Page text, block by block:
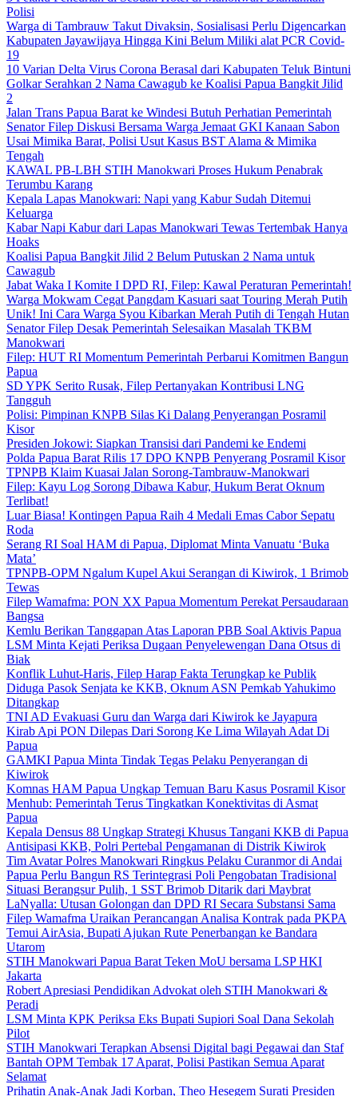
Polisi
Warga di Tambrauw Takut Divaksin, Sosialisasi Perlu Digencarkan
Kabupaten Jayawijaya Hingga Kini Belum Miliki alat PCR Covid-
19
10 Varian Delta Virus Corona Berasal dari Kabupaten Teluk Bintuni
Golkar Serahkan 2 Nama Cawagub ke Koalisi Papua Bangkit Jilid
2
Jalan Trans Papua Barat ke Windesi Butuh Perhatian Pemerintah
Senator Filep Diskusi Bersama Warga Jemaat GKI Kanaan Sabon
Usai Mimika Barat, Polisi Usut Kasus BST Alama & Mimika
Tengah
KAWAL PB-LBH STIH Manokwari Proses Hukum Penabrak
Terumbu Karang
Kepala Lapas Manokwari: Napi yang Kabur Sudah Ditemui
Keluarga
Kabar Napi Kabur dari Lapas Manokwari Tewas Tertembak Hanya
Hoaks
Koalisi Papua Bangkit Jilid 2 Belum Putuskan 2 Nama untuk
Cawagub
Jabat Waka I Komite I DPD RI, Filep: Kawal Peraturan Pemerintah!
Warga Mokwam Cegat Pangdam Kasuari saat Touring Merah Putih
Unik! Ini Cara Warga Syou Kibarkan Merah Putih di Tengah Hutan
Senator Filep Desak Pemerintah Selesaikan Masalah TKBM
Manokwari
Filep: HUT RI Momentum Pemerintah Perbarui Komitmen Bangun
Papua
SD YPK Serito Rusak, Filep Pertanyakan Kontribusi LNG
Tangguh
Polisi: Pimpinan KNPB Silas Ki Dalang Penyerangan Posramil
Kisor
Presiden Jokowi: Siapkan Transisi dari Pandemi ke Endemi
Polda Papua Barat Rilis 17 DPO KNPB Penyerang Posramil Kisor
TPNPB Klaim Kuasai Jalan Sorong-Tambrauw-Manokwari
Filep: Kayu Log Sorong Dibawa Kabur, Hukum Berat Oknum
Terlibat!
Luar Biasa! Kontingen Papua Raih 4 Medali Emas Cabor Sepatu
Roda
Serang RI Soal HAM di Papua, Diplomat Minta Vanuatu ‘Buka
Mata’
TPNPB-OPM Ngalum Kupel Akui Serangan di Kiwirok, 1 Brimob
Tewas
Filep Wamafma: PON XX Papua Momentum Perekat Persaudaraan
Bangsa
Kemlu Berikan Tanggapan Atas Laporan PBB Soal Aktivis Papua
LSM Minta Kejati Periksa Dugaan Penyelewengan Dana Otsus di
Biak
Konflik Luhut-Haris, Filep Harap Fakta Terungkap ke Publik
Diduga Pasok Senjata ke KKB, Oknum ASN Pemkab Yahukimo
Ditangkap
TNI AD Evakuasi Guru dan Warga dari Kiwirok ke Jayapura
Kirab Api PON Dilepas Dari Sorong Ke Lima Wilayah Adat Di
Papua
GAMKI Papua Minta Tindak Tegas Pelaku Penyerangan di
Kiwirok
Komnas HAM Papua Ungkap Temuan Baru Kasus Posramil Kisor
Menhub: Pemerintah Terus Tingkatkan Konektivitas di Asmat
Papua
Kepala Densus 88 Ungkap Strategi Khusus Tangani KKB di Papua
Antisipasi KKB, Polri Pertebal Pengamanan di Distrik Kiwirok
Tim Avatar Polres Manokwari Ringkus Pelaku Curanmor di Andai
Papua Perlu Bangun RS Terintegrasi Poli Pengobatan Tradisional
Situasi Berangsur Pulih, 1 SST Brimob Ditarik dari Maybrat
LaNyalla: Utusan Golongan dan DPD RI Secara Substansi Sama
Filep Wamafma Uraikan Perancangan Analisa Kontrak pada PKPA
Temui AirAsia, Bupati Ajukan Rute Penerbangan ke Bandara
Utarom
STIH Manokwari Papua Barat Teken MoU bersama LSP HKI
Jakarta
Robert Apresiasi Pendidikan Advokat oleh STIH Manokwari &
Peradi
LSM Minta KPK Periksa Eks Bupati Supiori Soal Dana Sekolah
Pilot
STIH Manokwari Terapkan Absensi Digital bagi Pegawai dan Staf
Bantah OPM Tembak 17 Aparat, Polisi Pastikan Semua Aparat
Selamat
Prihatin Anak-Anak Jadi Korban, Theo Hesegem Surati Presiden